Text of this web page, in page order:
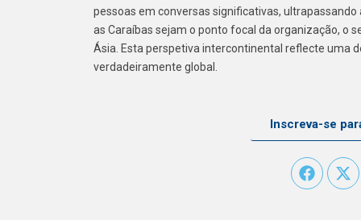
pessoas em conversas significativas,
as Caraíbas sejam o ponto focal da organização, o
Ásia. Esta perspetiva intercontinental reflecte uma
verdadeiramente global.
Inscreva-se